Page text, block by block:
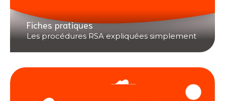
Fiches pratiques
Les procédures RSA expliquées simplement